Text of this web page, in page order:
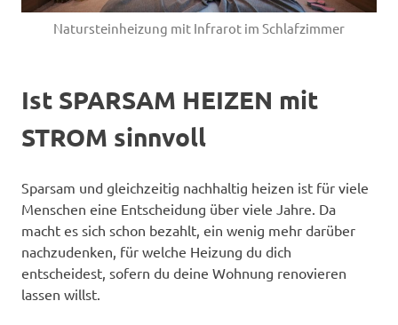
Natursteinheizung mit Infrarot im Schlafzimmer
Ist SPARSAM HEIZEN mit
STROM sinnvoll
Sparsam und gleichzeitig nachhaltig heizen ist für viele
Menschen eine Entscheidung über viele Jahre. Da
macht es sich schon bezahlt, ein wenig mehr darüber
nachzudenken, für welche Heizung du dich
entscheidest, sofern du deine Wohnung renovieren
lassen willst.